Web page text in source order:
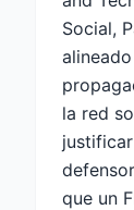
Social,
la red
que un